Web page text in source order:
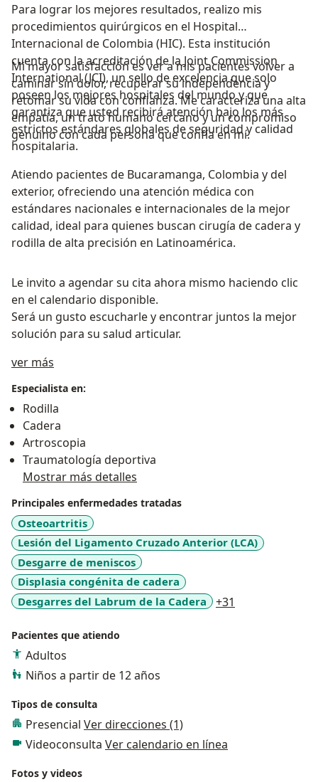
Para lograr los mejores resultados, realizo mis
procedimientos quirúrgicos en el Hospital
Internacional de Colombia (HIC). Esta institución
cuenta con la acreditación de la Joint Commission
International (JCI), un sello de excelencia que solo
poseen los mejores hospitales del mundo y que
garantiza que usted recibirá atención bajo los más
estrictos estándares globales de seguridad y calidad
hospitalaria.
Mi mayor satisfacción es ver a mis pacientes volver a
caminar sin dolor, recuperar su independencia y
retomar su vida con confianza. Me caracteriza una alta
empatía, un trato humano cercano y un compromiso
genuino con cada persona que confía en mí.
Atiendo pacientes de Bucaramanga, Colombia y del
exterior, ofreciendo una atención médica con
estándares nacionales e internacionales de la mejor
calidad, ideal para quienes buscan cirugía de cadera y
rodilla de alta precisión en Latinoamérica.
Le invito a agendar su cita ahora mismo haciendo clic
en el calendario disponible.
Será un gusto escucharle y encontrar juntos la mejor
solución para su salud articular.
ver más
Especialista en:
Rodilla
Cadera
Artroscopia
Traumatología deportiva
Mostrar más detalles
Principales enfermedades tratadas
Osteoartritis
Lesión del Ligamento Cruzado Anterior (LCA)
Desgarre de meniscos
Displasia congénita de cadera
Desgarres del Labrum de la Cadera
+31
Pacientes que atiendo
Adultos
Niños a partir de 12 años
Tipos de consulta
Presencial Ver direcciones (1)
Videoconsulta Ver calendario en línea
Fotos y videos